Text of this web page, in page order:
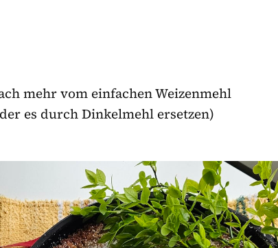
mehr vom einfachen Weizenmehl
es durch Dinkelmehl ersetzen)